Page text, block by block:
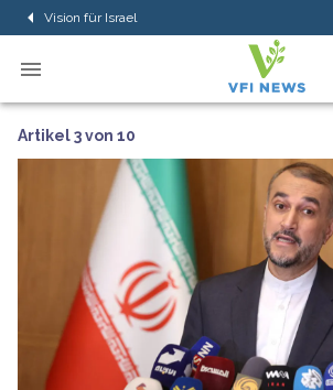
Vision für Israel
Artikel 3 von 10